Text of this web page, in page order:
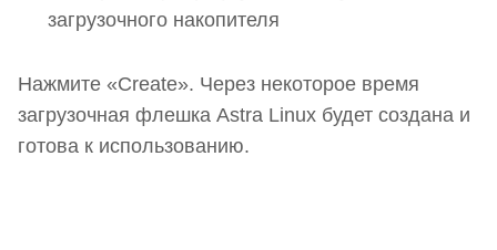
загрузочного накопителя
Нажмите «Create». Через некоторое время
загрузочная флешка Astra Linux будет создана и
готова к использованию.